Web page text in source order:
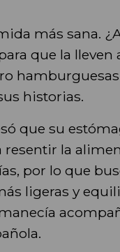
más sana.
que la lleven
hamburguesas
historias.
que su
resentir la
por lo que
ligeras y